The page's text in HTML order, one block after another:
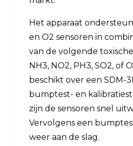
Het apparaat ondersteunt
en O2 sensoren in
van de volgende
NH3, NO2, PH3, SO2, of
beschikt over een SDM-
bumptest- en
zijn de sensoren snel
Vervolgens een
weer aan de slag.